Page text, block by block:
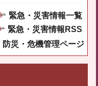
緊急・災害情報一覧
緊急・災害情報RSS
防災・危機管理ページ